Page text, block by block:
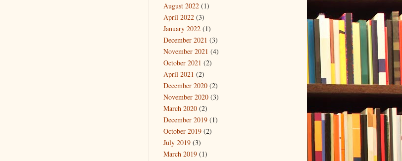
August 2022 (1)
April 2022 (3)
January 2022 (1)
December 2021 (3)
November 2021 (4)
October 2021 (2)
April 2021 (2)
December 2020 (2)
November 2020 (3)
March 2020 (2)
December 2019 (1)
October 2019 (2)
July 2019 (3)
March 2019 (1)